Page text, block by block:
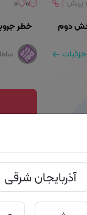
دوم
جزئیات
خطر
آذربایجان شرقی